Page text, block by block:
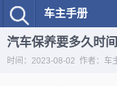
车主手册
汽车保养要多久时
时间：2023-08-02 作者：车